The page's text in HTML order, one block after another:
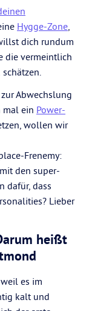
Hygge-Zone,
dich rundum
die vermeintlich
Abwechslung
mal ein Power-
wollen wir
Frenemy:
den super-
dafür, dass
Lieber
heißt
es im
kalt und